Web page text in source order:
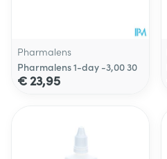
Pharmalens
Pharmalens 1-day -3,00 30
€ 23,95